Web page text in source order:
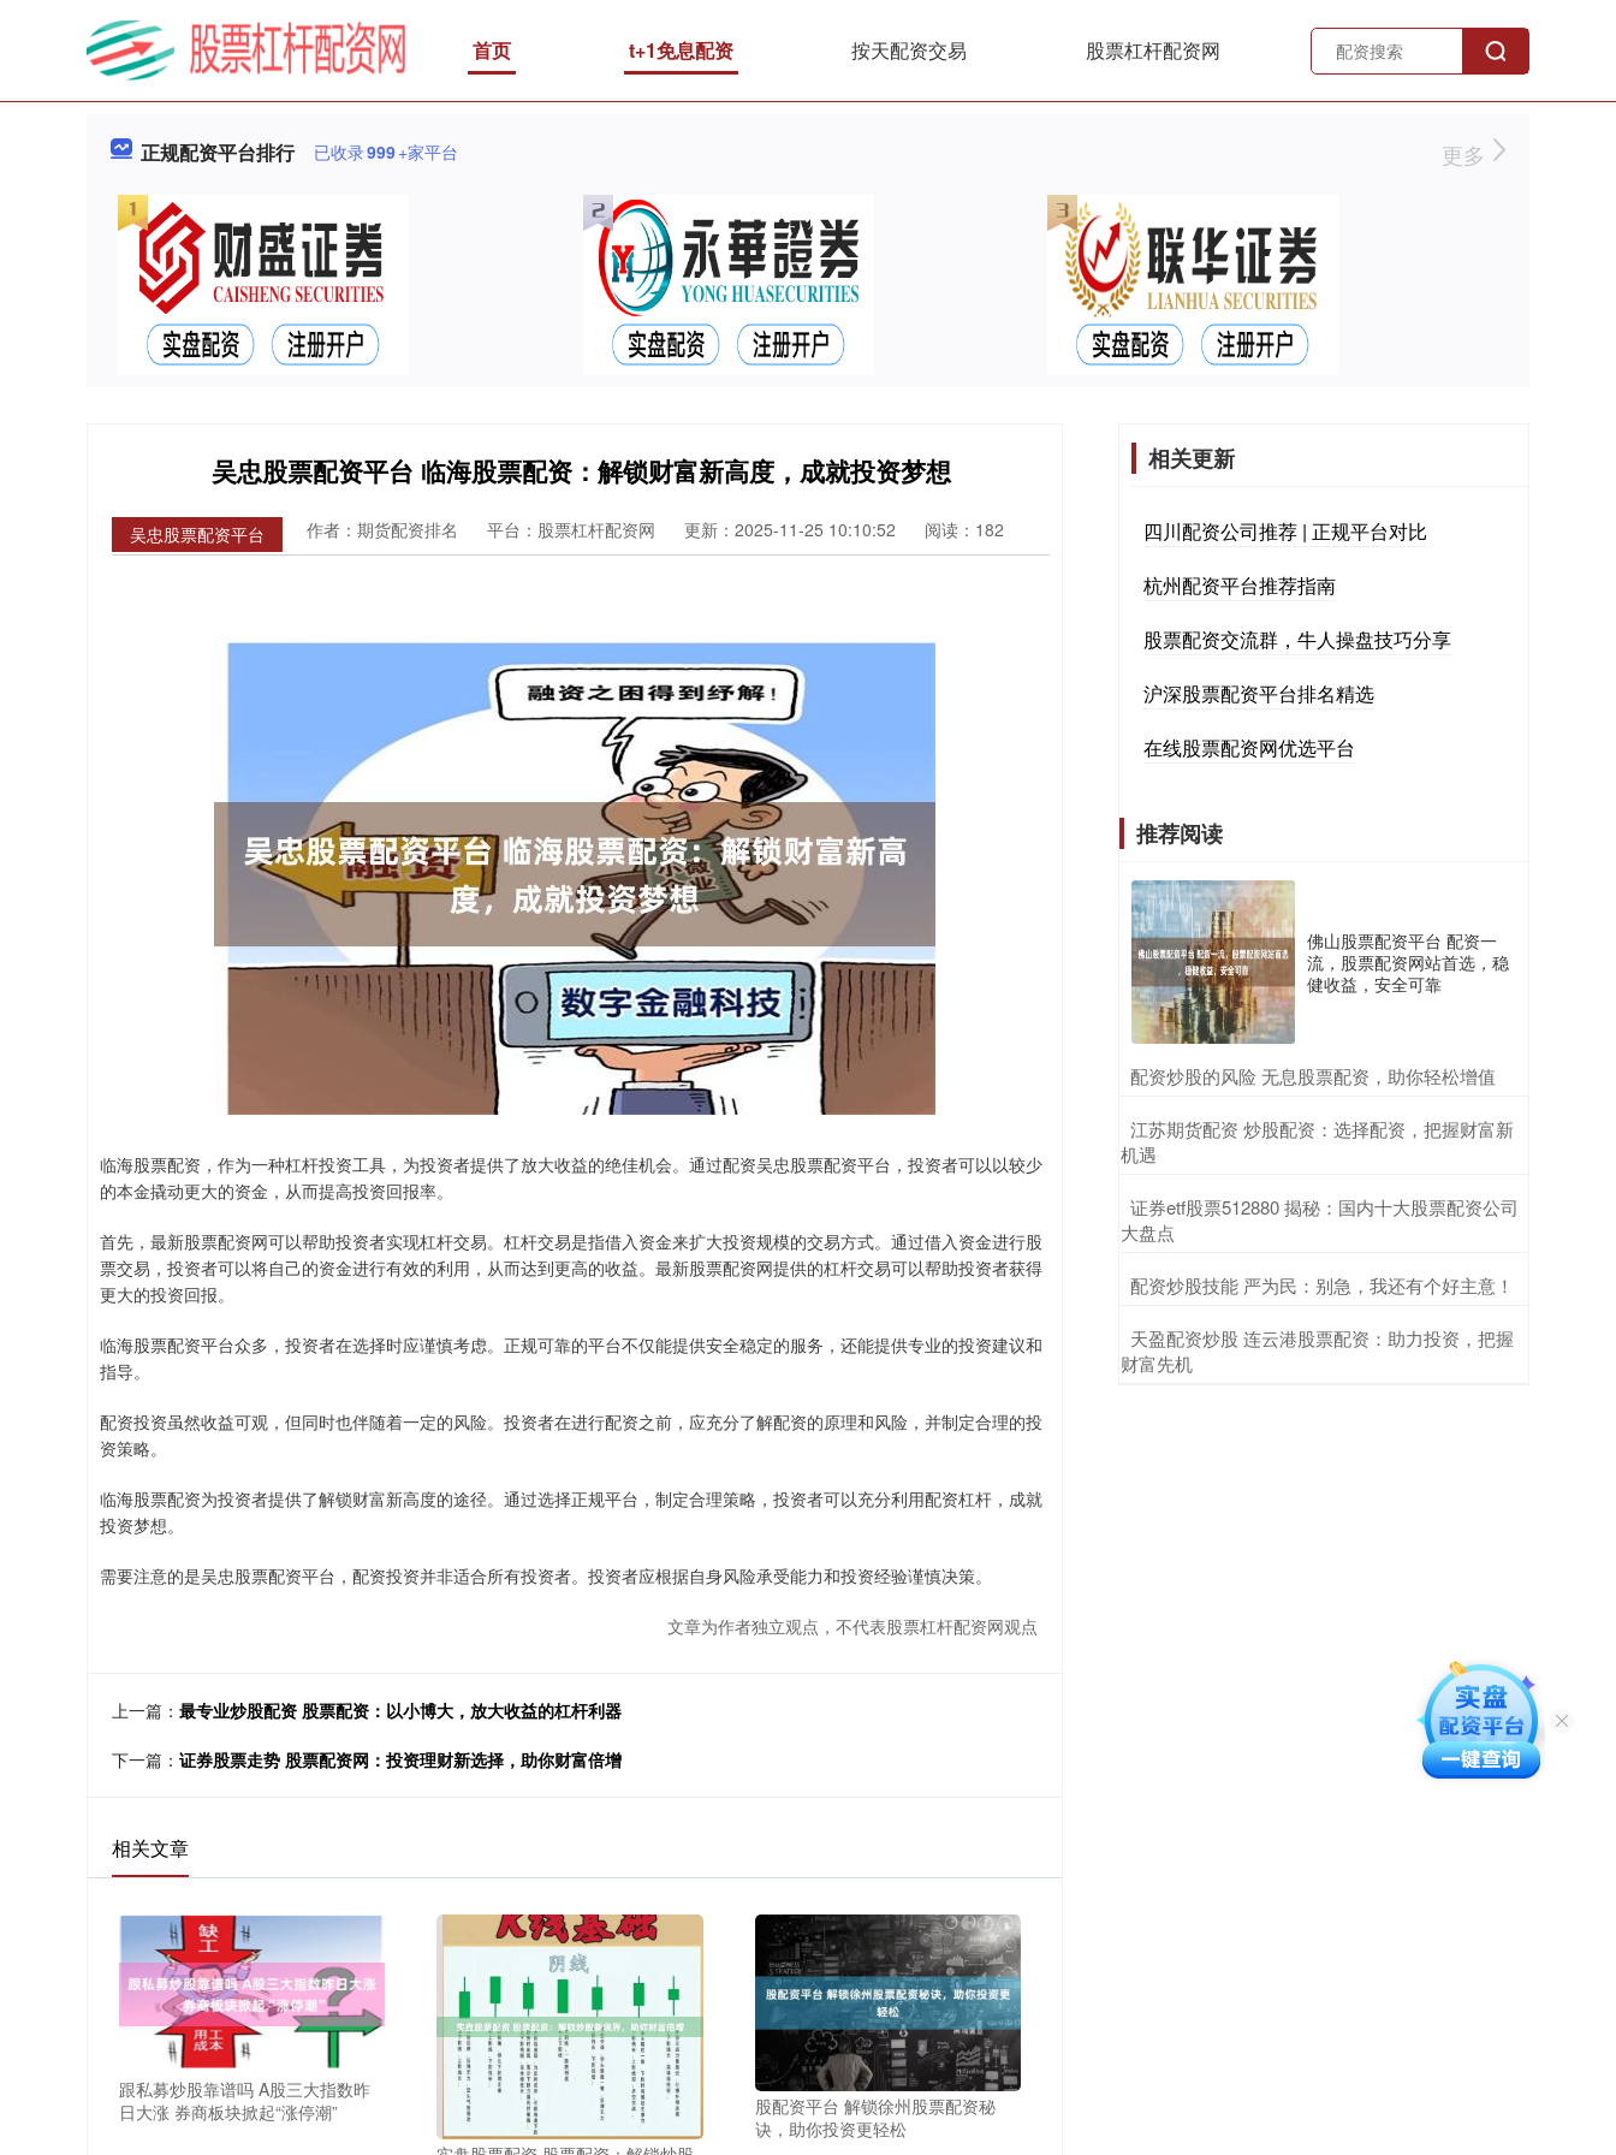
首页 t+1免息配资 按天配资交易 股票杠杆配资网
正规配资平台排行 已收录999+家平台 更多
吴忠股票配资平台 临海股票配资：解锁财富新高度，成就投资梦想
吴忠股票配资平台 作者：期货配资排名 平台：股票杠杆配资网 更新：2025-11-25 10:10:52 阅读：182
临海股票配资，作为一种杠杆投资工具，为投资者提供了放大收益的绝佳机会。通过配资吴忠股票配资平台，投资者可以以较少
的本金撬动更大的资金，从而提高投资回报率。
首先，最新股票配资网可以帮助投资者实现杠杆交易。杠杆交易是指借入资金来扩大投资规模的交易方式。通过借入资金进行股
票交易，投资者可以将自己的资金进行有效的利用，从而达到更高的收益。最新股票配资网提供的杠杆交易可以帮助投资者获得
更大的投资回报。
临海股票配资平台众多，投资者在选择时应谨慎考虑。正规可靠的平台不仅能提供安全稳定的服务，还能提供专业的投资建议和
指导。
配资投资虽然收益可观，但同时也伴随着一定的风险。投资者在进行配资之前，应充分了解配资的原理和风险，并制定合理的投
资策略。
临海股票配资为投资者提供了解锁财富新高度的途径。通过选择正规平台，制定合理策略，投资者可以充分利用配资杠杆，成就
投资梦想。
需要注意的是吴忠股票配资平台，配资投资并非适合所有投资者。投资者应根据自身风险承受能力和投资经验谨慎决策。
文章为作者独立观点，不代表股票杠杆配资网观点
上一篇： 最专业炒股配资 股票配资：以小博大，放大收益的杠杆利器
下一篇： 证券股票走势 股票配资网：投资理财新选择，助你财富倍增
相关文章
跟私募炒股靠谱吗 A股三大指数昨
日大涨 券商板块掀起“涨停潮”
股配资平台 解锁徐州股票配资秘
诀，助你投资更轻松
相关更新
四川配资公司推荐 | 正规平台对比
杭州配资平台推荐指南
股票配资交流群，牛人操盘技巧分享
沪深股票配资平台排名精选
在线股票配资网优选平台
推荐阅读
佛山股票配资平台 配资一
流，股票配资网站首选，稳
健收益，安全可靠
​配资炒股的风险 无息股票配资，助你轻松增值
​江苏期货配资 炒股配资：选择配资，把握财富新
机遇
​证券etf股票512880 揭秘：国内十大股票配资公司
大盘点
​配资炒股技能 严为民：别急，我还有个好主意！
​天盈配资炒股 连云港股票配资：助力投资，把握
财富先机